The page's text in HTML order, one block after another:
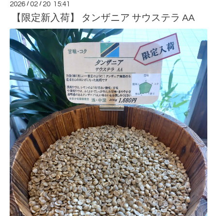
2026 /02 / 20 15:41
【限定新入荷】 タンザニア サウステラ AA